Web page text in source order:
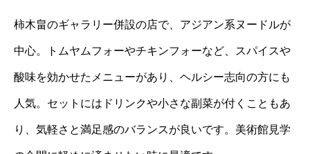
柿木畠のギャラリー併設の店で、アジアン系ヌードルが
中心。トムヤムフォーやチキンフォーなど、スパイスや
酸味を効かせたメニューがあり、ヘルシー志向の方にも
人気。セットにはドリンクや小さな副菜が付くこともあ
り、気軽さと満足感のバランスが良いです。美術館見学